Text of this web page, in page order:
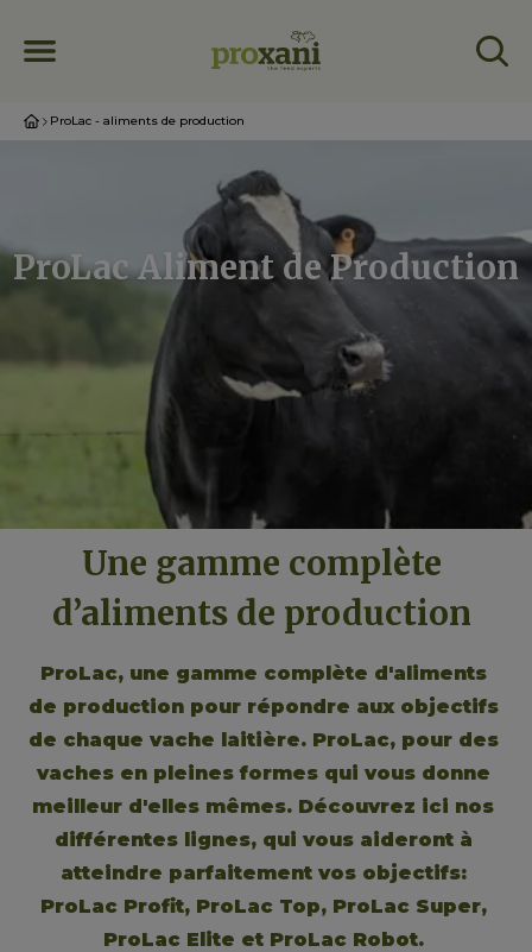
ProLac - aliments de production
ProLac Aliment de Production
Une gamme complète
d’aliments de production
ProLac, une gamme complète d'aliments
de production pour répondre aux objectifs
de chaque vache laitière. ProLac, pour des
vaches en pleines formes qui vous donne
meilleur d'elles mêmes. Découvrez ici nos
différentes lignes, qui vous aideront à
atteindre parfaitement vos objectifs:
ProLac Profit, ProLac Top, ProLac Super,
ProLac Elite et ProLac Robot.